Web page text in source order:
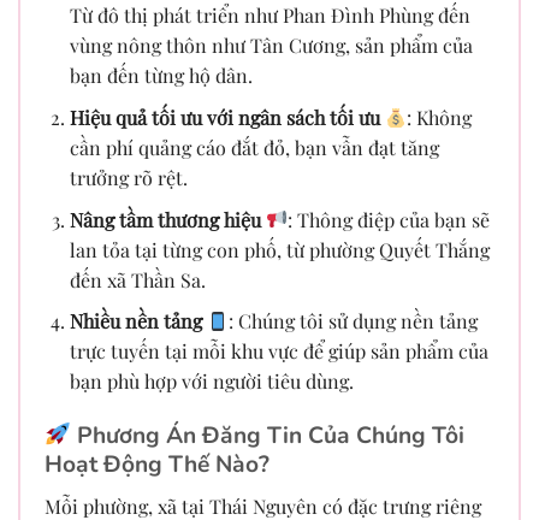
Từ đô thị phát triển như Phan Đình Phùng đến
vùng nông thôn như Tân Cương, sản phẩm của
bạn đến từng hộ dân.
Hiệu quả tối ưu với ngân sách tối ưu
: Không
cần phí quảng cáo đắt đỏ, bạn vẫn đạt tăng
trưởng rõ rệt.
Nâng tầm thương hiệu
: Thông điệp của bạn sẽ
lan tỏa tại từng con phố, từ phường Quyết Thắng
đến xã Thần Sa.
Nhiều nền tảng
: Chúng tôi sử dụng nền tảng
trực tuyến tại mỗi khu vực để giúp sản phẩm của
bạn phù hợp với người tiêu dùng.
Phương Án Đăng Tin Của Chúng Tôi
Hoạt Động Thế Nào?
Mỗi phường, xã tại Thái Nguyên có đặc trưng riêng